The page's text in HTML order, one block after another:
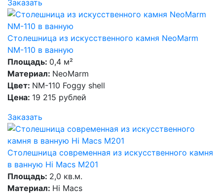
Заказать
Столешница из искусственного камня NeoMarm
NM-110 в ванную
Площадь: 0,4 м²
Материал: NeoMarm
Цвет: NM-110 Foggy shell
Цена: 19 215 рублей
Заказать
Столешница современная из искусственного камня
в ванную Hi Macs M201
Площадь: 2,0 кв.м.
Материал: Hi Macs